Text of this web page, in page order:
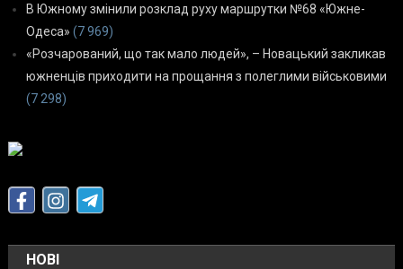
В Южному змінили розклад руху маршрутки №68 «Южне-
Одеса» (7 969)
«Розчарований, що так мало людей», – Новацький закликав
южненців приходити на прощання з полеглими військовими
(7 298)
НОВІ